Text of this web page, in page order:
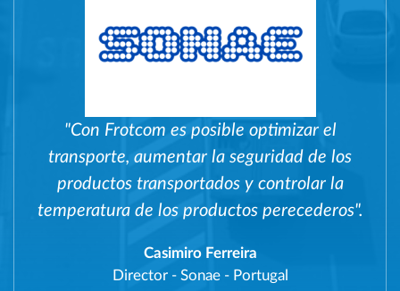
"Con Frotcom es posible optimizar el
transporte, aumentar la seguridad de los
productos transportados y controlar la
temperatura de los productos perecederos".
Casimiro Ferreira
Director - Sonae - Portugal